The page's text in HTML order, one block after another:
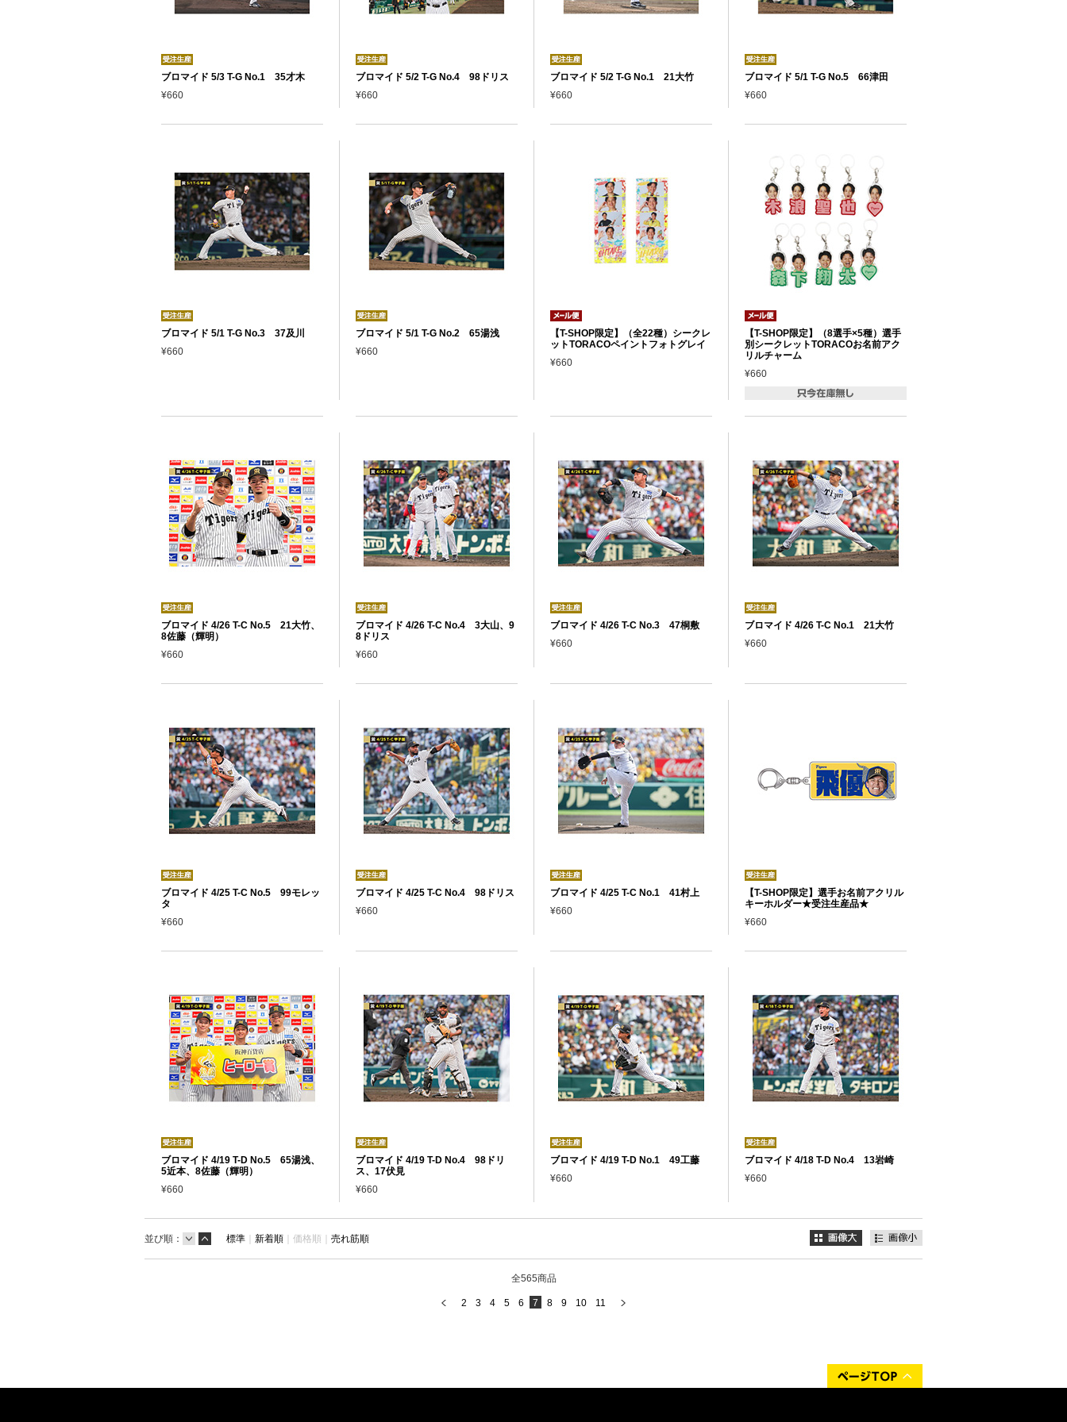
ブロマイド 5/3 T-G No.1 35才木
¥660
ブロマイド 5/2 T-G No.4 98ドリス
¥660
ブロマイド 5/2 T-G No.1 21大竹
¥660
ブロマイド 5/1 T-G No.5 66津田
¥660
ブロマイド 5/1 T-G No.3 37及川
¥660
ブロマイド 5/1 T-G No.2 65湯浅
¥660
【T-SHOP限定】（全22種）シークレ
ットTORACOペイントフォトグレイ
¥660
【T-SHOP限定】（8選手×5種）選手
別シークレットTORACOお名前アク
リルチャーム
¥660
ブロマイド 4/26 T-C No.5 21大竹、
8佐藤（輝明）
¥660
ブロマイド 4/26 T-C No.4 3大山、9
8ドリス
¥660
ブロマイド 4/26 T-C No.3 47桐敷
¥660
ブロマイド 4/26 T-C No.1 21大竹
¥660
ブロマイド 4/25 T-C No.5 99モレッ
タ
¥660
ブロマイド 4/25 T-C No.4 98ドリス
¥660
ブロマイド 4/25 T-C No.1 41村上
¥660
【T-SHOP限定】選手お名前アクリル
キーホルダー★受注生産品★
¥660
ブロマイド 4/19 T-D No.5 65湯浅、
5近本、8佐藤（輝明）
¥660
ブロマイド 4/19 T-D No.4 98ドリ
ス、17伏見
¥660
ブロマイド 4/19 T-D No.1 49工藤
¥660
ブロマイド 4/18 T-D No.4 13岩崎
¥660
並び順： 標準 ｜ 新着順 ｜ 価格順｜ 売れ筋順
全565商品
2 3 4 5 6 7 8 9 10 11